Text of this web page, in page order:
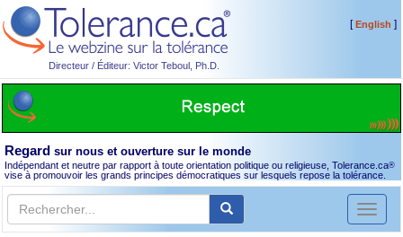
Directeur / Éditeur: Victor Teboul, Ph.D.
[English ]
Regard sur nous et ouverture sur le monde
Indépendant et neutre par rapport à toute orientation politique ou religieuse, Tolerance.ca®
vise à promouvoir les grands principes démocratiques sur lesquels repose la tolérance.
Toggle